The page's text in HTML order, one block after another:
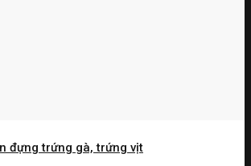
đựng trứng gà, trứng vịt